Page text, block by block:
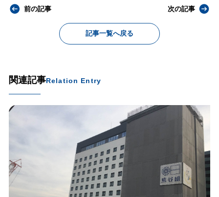
前の記事
記事一覧へ戻る
次の記事
関連記事Relation Entry